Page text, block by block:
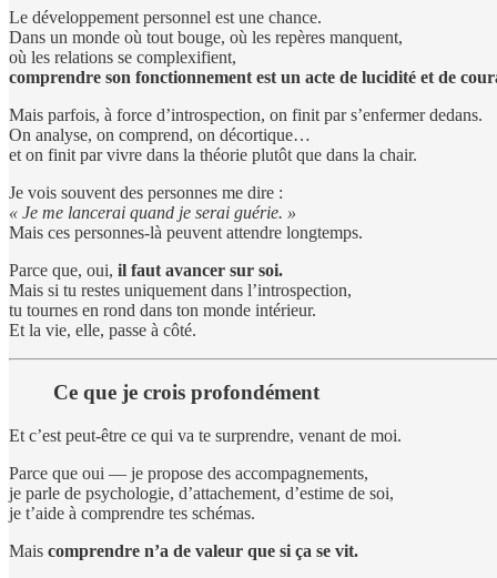
Le développement personnel est une chance.
Dans un monde où tout bouge, où les repères manquent,
où les relations se complexifient,
comprendre son fonctionnement est un acte de lucidité et de
Mais parfois, à force d’introspection, on finit par s’enfermer dedans.
On analyse, on comprend, on décortique…
et on finit par vivre dans la théorie plutôt que dans la chair.
Je vois souvent des personnes me dire :
« Je me lancerai quand je serai guérie. »
Mais ces personnes-là peuvent attendre longtemps.
Parce que, oui, il faut avancer sur soi.
Mais si tu restes uniquement dans l’introspection,
tu tournes en rond dans ton monde intérieur.
Et la vie, elle, passe à côté.
Ce que je crois profondément
Et c’est peut-être ce qui va te surprendre, venant de moi.
Parce que oui — je propose des accompagnements,
je parle de psychologie, d’attachement, d’estime de soi,
je t’aide à comprendre tes schémas.
Mais comprendre n’a de valeur que si ça se vit.